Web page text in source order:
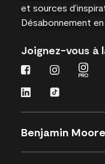
et sources
Désabonnement
Joignez-vous à
Benjamin Moore